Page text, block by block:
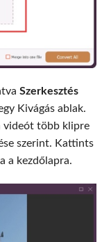
Szerkesztés
Kivágás ablak.
videót több klipre
szerint. Kattints
a kezdőlapra.